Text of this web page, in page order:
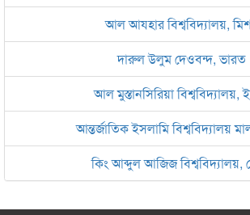
আল আযহার বিশ্ববিদ্যালয়,
দারুল উলুম দেওবন্দ, ভারত
আল মুস্তানসিরিয়া বিশ্ববিদ্যালয়,
আন্তর্জাতিক ইসলামি বিশ্ববিদ্যালয়
কিং আব্দুল আজিজ বিশ্ববিদ্যালয়,